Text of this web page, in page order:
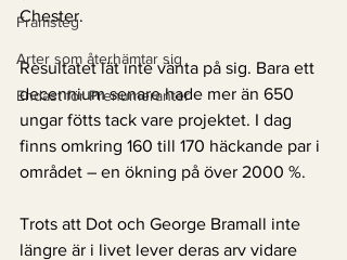
Framsteg
Arter som återhämtar sig
Endast för Prenumeranter
Chester.
Resultatet lät inte vänta på sig. Bara ett
decennium senare hade mer än 650
ungar fötts tack vare projektet. I dag
finns omkring 160 till 170 häckande par i
området – en ökning på över 2000 %.
Trots att Dot och George Bramall inte
längre är i livet lever deras arv vidare